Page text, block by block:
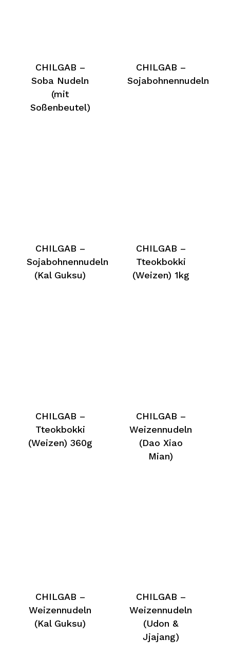
CHILGAB –
Soba Nudeln
(mit
Soßenbeutel)
CHILGAB –
Sojabohnennudeln
CHILGAB –
Sojabohnennudeln
(Kal Guksu)
CHILGAB –
Tteokbokki
(Weizen) 1kg
CHILGAB –
Tteokbokki
(Weizen) 360g
CHILGAB –
Weizennudeln
(Dao Xiao
Mian)
CHILGAB –
Weizennudeln
(Kal Guksu)
CHILGAB –
Weizennudeln
(Udon &
Jjajang)